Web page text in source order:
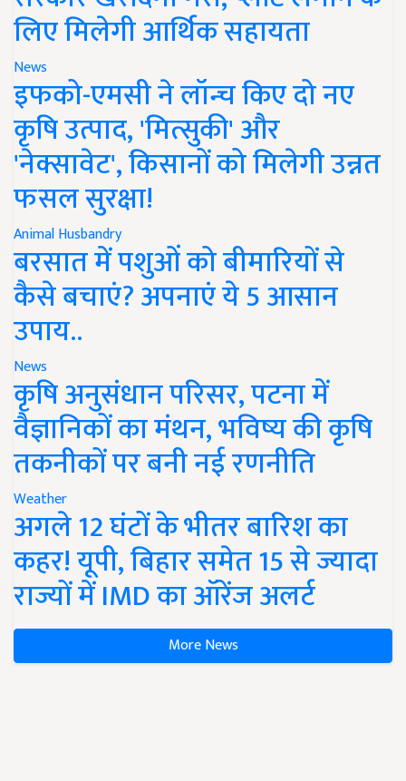
लिए मिलेगी आर्थिक सहायता
News
इफको-एमसी ने लॉन्च किए दो नए
कृषि उत्पाद, 'मित्सुकी' और
'नेक्सावेट', किसानों को मिलेगी उन्नत
फसल सुरक्षा!
Animal Husbandry
बरसात में पशुओं को बीमारियों से
कैसे बचाएं? अपनाएं ये 5 आसान
उपाय..
News
कृषि अनुसंधान परिसर, पटना में
वैज्ञानिकों का मंथन, भविष्य की कृषि
तकनीकों पर बनी नई रणनीति
Weather
अगले 12 घंटों के भीतर बारिश का
कहर! यूपी, बिहार समेत 15 से ज्यादा
राज्यों में IMD का ऑरेंज अलर्ट
More News